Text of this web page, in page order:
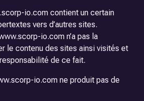
io.com contient un certain
vers d’autres sites.
io.com n’a pas la
le contenu des sites ainsi visités et
responsabilité de ce fait.
io.com ne produit pas de